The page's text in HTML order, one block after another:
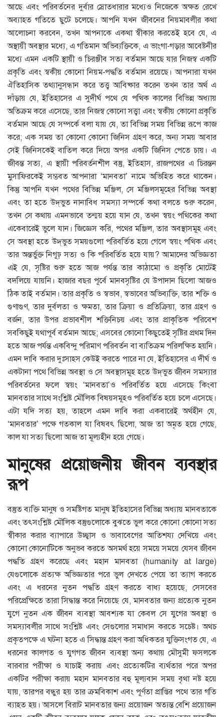
আছে এবং পরিবর্তনের দুর্বার স্রোতধারার মধ্যেও নিজেকে অক্ষত রেখে
অব্যাহত গতিতে ছুটে চলেছে। আপনি যখন জীবনের নিয়মাবলীর কথা
আলোচনা করবেন, তখন আপনাকে একথা স্বীকার করতেই হবে যে, এ
অস্থায়ী অবস্থার মধ্যে, এ গতিমান অভিব্যক্তিকে, এ ভাংগা-গড়ার আবেষ্টনীর
মধ্যে এমন একটি স্থায়ী ও চিরঞ্জীব সত্য বর্তমান আছে যার নিজস্ব একটি
প্রকৃতি এবং স্বকীয় কোনো নিয়ম-পদ্ধতি বর্তমান রয়েছে। আপনারা যখন
ঐতিহাসিক তথ্যানুসন্ধান করে তত্ত্ব আবিষ্কার করেন তখন তার অর্থ এ
দাঁড়ায় যে, ইতিহাসের এ সুদীর্ঘ পথে যে পথিক কালের বিভিন্ন অধ্যায়
অতিক্রম করে এসেছে, তার নিজস্ব কোনো সত্ত্বা এবং স্বকীয় কোনো প্রকৃতি
বর্তমান আছে যে সম্পর্কে বলা যায় যে, তা বিভিন্ন সময় বিভিন্ন রূপে কাজ
করে; এক সময় তা কোনো কোনো জিনিস গ্রহণ করে, অন্য সময় আবার
সেই জিনিসকেই বাতিল করে দিয়ে অপর একটি জিনিস পেতে চায়। এ
জীবন্ত সত্য, এ স্থায়ী পরিবর্তনশীল বস্তু, ইতিহাস, রাজপথের এ চিরন্তন
মুসাফিরকেই সম্ভবত আপনারা ‘মানবতা’ নামে অভিহিত করে থাকেন।
কিন্তু আপনি যখন পথের বিভিন্ন মঞ্জিল, সে মঞ্জিলসমূহের বিভিন্ন অবস্থা
এবং তা হতে উদ্‌ভুত নানাবিধ সমস্যা সম্পর্কে কথা বলতে শুরু করেন,
তখন সে কথায় এমনভাবে তন্ময় হয়ে যান যে, তখন স্বয়ং পথিকের কথা
একেবারেই ভুলে যান। জিজ্ঞেস করি, পথের মঞ্জিল, তার অবস্থাসমূহ এবং
সে অবস্থা হতে উদ্‌ভুত সময়গুলো পরিবর্তিত হয়ে গেলে স্বয়ং পথিক এবং
তার অন্তর্ভুক্ত নিগূঢ় সত্য ও কি পরিবর্তিত হয়ে যায়? আমাদের অভিজ্ঞতা
এই যে, সৃষ্টির শুরু হতে আজ পর্যন্ত তার কাঠামো ও প্রকৃতি মোটেই
বদলিয়ে যায়নি। হাজার বছর পূর্বে মানবসৃষ্টির যে উপাদান ছিলো আজও
ঠিক তাই বর্তমান। তার প্রকৃতি ও স্বভাব, স্বভাবের অভিব্যক্তি, তার শক্তি ও
গুণাগুণ, তার দুর্বলতা ও ক্ষমতা, তার ক্রিয়া ও প্রতিক্রিয়া, তার গ্রহণ ও
বর্জন, তার উপর প্রভাবশীল শক্তিনিচয় এবং তার প্রাকৃতিক পরিবেশ
সবকিছুই যথাপূর্ব বর্তমান আছে; এসবের কোনো কিছুতেই সৃষ্টির প্রথম দিন
হতে আজ পর্যন্ত একবিন্দু পরিমাণ পরিবর্তন বা ব্যতিক্রম পরিলক্ষিত হয়নি।
এমন দাবি করার দুঃসাহস কেউই করতে পারে না যে, ইতিহাসের এ দীর্ঘ ও
একটানা পথে বিভিন্ন অবস্থা ও সে অবস্থাসমূহ হতে উদ্‌ভুত জীবন সমস্যার
পরিবর্তনের ফলে স্বয়ং ‘মানবতা’ও পরিবর্তিত হয়ে এসেছে কিংবা
মানবতার সাথে সংশ্লিষ্ট মৌলিক বিষয়সমূহও পরিবর্তিত হয়ে চলে এসেছে।
এটা যদি সত্য হয়, তাহলে এমন দাবি করা একবারেই অর্থহীন যে,
‘মানবতার’ পক্ষে গতকাল যা বিষবৎ ছিলো, আজ তা অমৃত হয়ে গেছে,
কাল যা সত্য ছিলো আজ তা মূল্যহীন হয়ে গেছে।
মানুষের প্রয়োজনীয় জীবন ব্যবস্থার
রূপ
বস্তুত ব্যক্তি মানুষ ও সমষ্টিগত মানুষ ইতিহাসের বিভিন্ন অধ্যায় মানবতাকে
এবং তৎসংশ্লিষ্ট মৌলিক বস্তুগুলোকে বুঝতে ভুল করে কোনো কোনো সত্য
স্বীকার করার ব্যাপারে উচ্ছ্বাস ও ভাবাবেগের আতিশয্য দেখিয়ে এবং
কোনো কোনোটিকে অনুভব করতে অসমর্থ হয়ে সময়ে সময়ে যেসব জীবন
পদ্ধতি গ্রহণ করেছে এবং মহান মানবতা (humanity at large)
যেগুলোকে প্রত্যক্ষ অভিজ্ঞতার পরে ভুল দেখতে পেয়ে তা ত্যাগ করতে
এবং এ ধরনের নুতন পদ্ধতি গ্রহণ করতে বাধ্য হয়েছে, সেসবের
পরিপ্রেক্ষিতে তারা সিদ্ধান্ত করে নিয়েছে যে, মানবতার জন্য প্রত্যেক নুতন
যুগে নুতন এক জীবন ব্যবস্থা আবশ্যক যা কেবল সে যুগের অবস্থা ও
সমস্যাবলীর সাথে সংশ্লিষ্ট এবং সেগুলোর সমাধান করতে সচেষ্ট। অথচ
প্রকৃতপক্ষে এ ঘটনা হতে এ সিদ্ধান্ত গ্রহণ করা অধিকতর যুক্তিসংগত যে, এ
ধরনের কালগত ও যুগগত জীবন ব্যবস্থা অন্য কথায় মৌসুমী ফসলকে
বারবার পরীক্ষা ও যাচাই করায় এবং প্রত্যেকটির ব্যর্থতার পরে অপর
একটির পরীক্ষা করায় মহান মানবতার বহু মূল্যবান সময় বৃথা নষ্ট হয়ে
যায়, তারপর বন্ধুর হয় তার ক্রমবিকাশ এবং পূর্ণতা প্রাপ্তির পথে তার গতি
ব্যাহত হয়। আসলে বিরাট মানবতার জন্য প্রয়োজন অত্যন্ত বেশি প্রয়োজন